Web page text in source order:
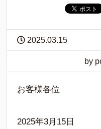
2025.03.15
by
お客様各位
2025年3月15日